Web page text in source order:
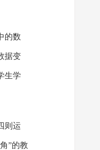
的数
据变
生学
则运
”的教